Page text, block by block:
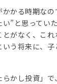
かる時期な
”と思ってい
がなく、こ
う将来に、
かし投資」